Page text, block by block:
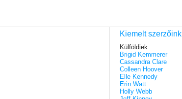
Kiemelt szerzőink
Külföldiek
Brigid Kemmerer
Cassandra Clare
Colleen Hoover
Elle Kennedy
Erin Watt
Holly Webb